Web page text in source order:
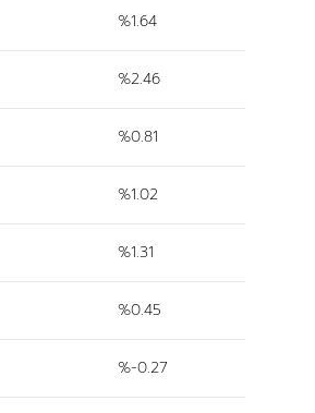
%1.64
%2.46
%0.81
%1.02
%1.31
%0.45
%-0.27